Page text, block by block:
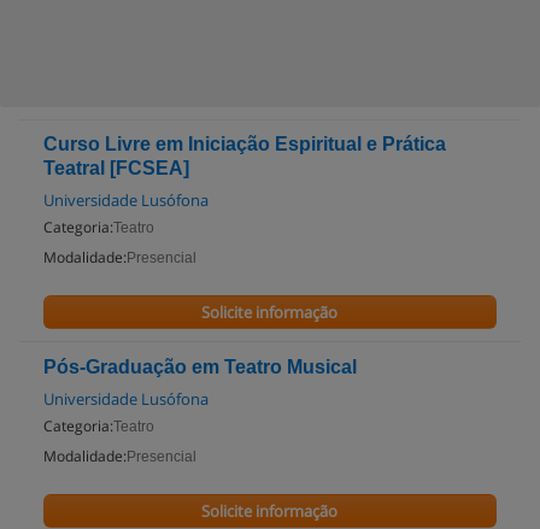
Curso Livre em Iniciação Espiritual e Prática
Teatral [FCSEA]
Universidade Lusófona
Categoria:Teatro
Modalidade: Presencial
Solicite informação
Pós-Graduação em Teatro Musical
Universidade Lusófona
Categoria:Teatro
Modalidade: Presencial
Solicite informação